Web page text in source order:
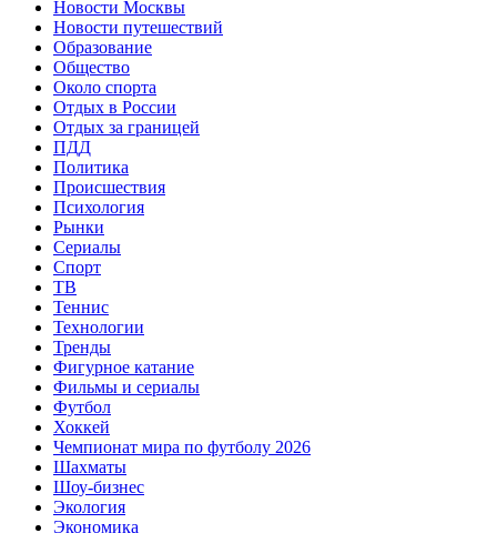
Новости Москвы
Новости путешествий
Образование
Общество
Около спорта
Отдых в России
Отдых за границей
ПДД
Политика
Происшествия
Психология
Рынки
Сериалы
Спорт
ТВ
Теннис
Технологии
Тренды
Фигурное катание
Фильмы и сериалы
Футбол
Хоккей
Чемпионат мира по футболу 2026
Шахматы
Шоу-бизнес
Экология
Экономика